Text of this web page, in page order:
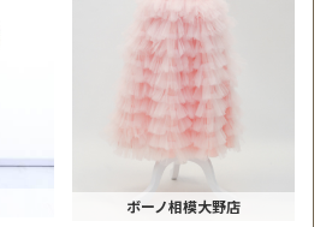
ボーノ相模大野店